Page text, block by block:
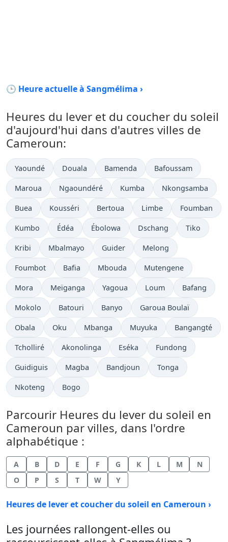
🕒 Heure actuelle à Sangmélima ›
Heures du lever et du coucher du soleil
d'aujourd'hui dans d'autres villes de
Cameroun:
Yaoundé Douala Bamenda Bafoussam
Maroua Ngaoundéré Kumba Nkongsamba
Buea Kousséri Bertoua Limbe Foumban
Kumbo Édéa Ébolowa Dschang Tiko
Kribi Mbalmayo Guider Melong
Foumbot Bafia Mbouda Mutengene
Mora Meïganga Yagoua Loum Bafang
Mokolo Batouri Banyo Garoua Boulaï
Obala Oku Mbanga Muyuka Bangangté
Tcholliré Akonolinga Eséka Fundong
Guidiguis Magba Bandjoun Tonga
Nkoteng Bogo
Parcourir Heures du lever du soleil en
Cameroun par villes, dans l'ordre
alphabétique :
A B D E F G K L M
N
O
P S T W Y
Heures de lever et coucher du soleil en Cameroun ›
Les journées rallongent-elles ou